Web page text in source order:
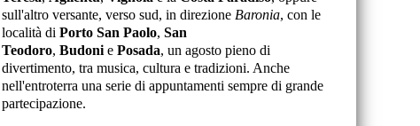
sull'altro versante, verso sud, in direzione Baronia, con le
località di Porto San Paolo, San
Teodoro, Budoni e Posada, un agosto pieno di
divertimento, tra musica, cultura e tradizioni. Anche
nell'entroterra una serie di appuntamenti sempre di grande
partecipazione.